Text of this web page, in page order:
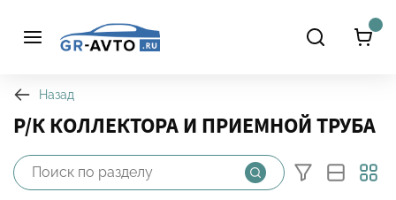
Назад
Р/К КОЛЛЕКТОРА И ПРИЕМНОЙ ТРУБА